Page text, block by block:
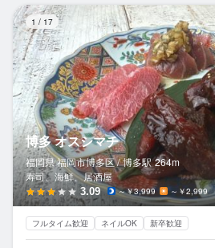
1 / 17
博多 オスシマチ
福岡県 福岡市博多区 / 博多駅 264m
寿司、海鮮、居酒屋
3.09 ～￥3,999 ～￥2,999
フルタイム歓迎 ネイルOK 新卒歓迎